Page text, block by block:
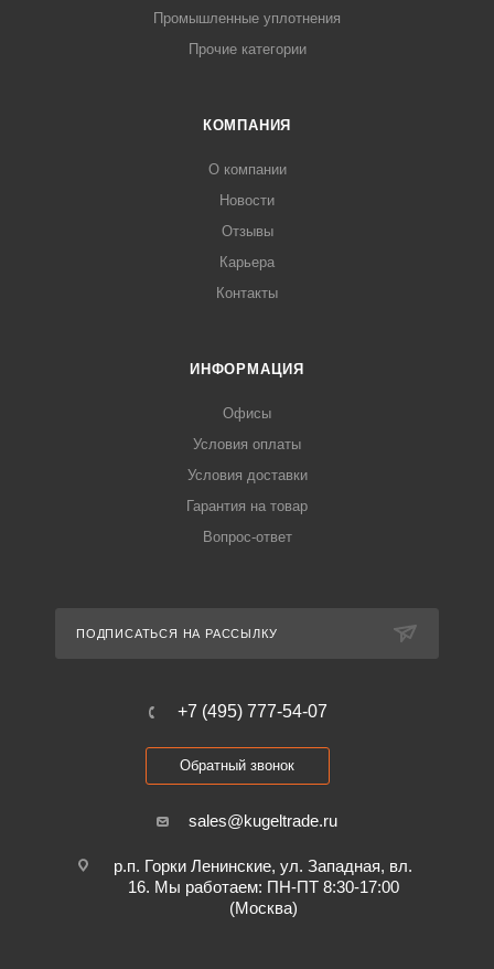
Промышленные уплотнения
Прочие категории
КОМПАНИЯ
О компании
Новости
Отзывы
Карьера
Контакты
ИНФОРМАЦИЯ
Офисы
Условия оплаты
Условия доставки
Гарантия на товар
Вопрос-ответ
ПОДПИСАТЬСЯ НА РАССЫЛКУ
+7 (495) 777-54-07
Обратный звонок
sales@kugeltrade.ru
р.п. Горки Ленинские, ул. Западная, вл.
16. Мы работаем: ПН-ПТ 8:30-17:00
(Москва)